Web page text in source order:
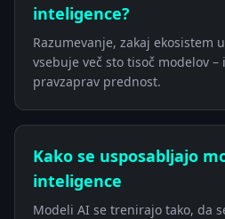
inteligence?
Razumevanje, zakaj ekosistem
vsebuje več sto tisoč modelov –
pravzaprav prednost.
Kako se usposabljajo
inteligence
Modeli AI se trenirajo tako, da